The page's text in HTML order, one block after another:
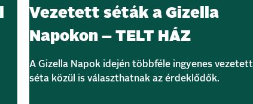
Vezetett séták a Gizella
Napokon – TELT HÁZ
A Gizella Napok idején többféle ingyenes vezetett
séta közül is választhatnak az érdeklődők.